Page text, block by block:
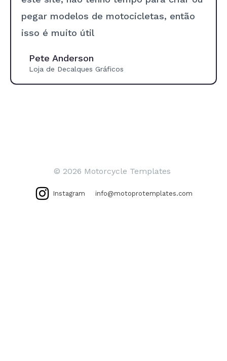
pegar modelos de motocicletas, então
isso é muito útil
Pete Anderson
Loja de Decalques Gráficos
© 2026 Motorcycle Templates
Instagram info@motoprotemplates.com